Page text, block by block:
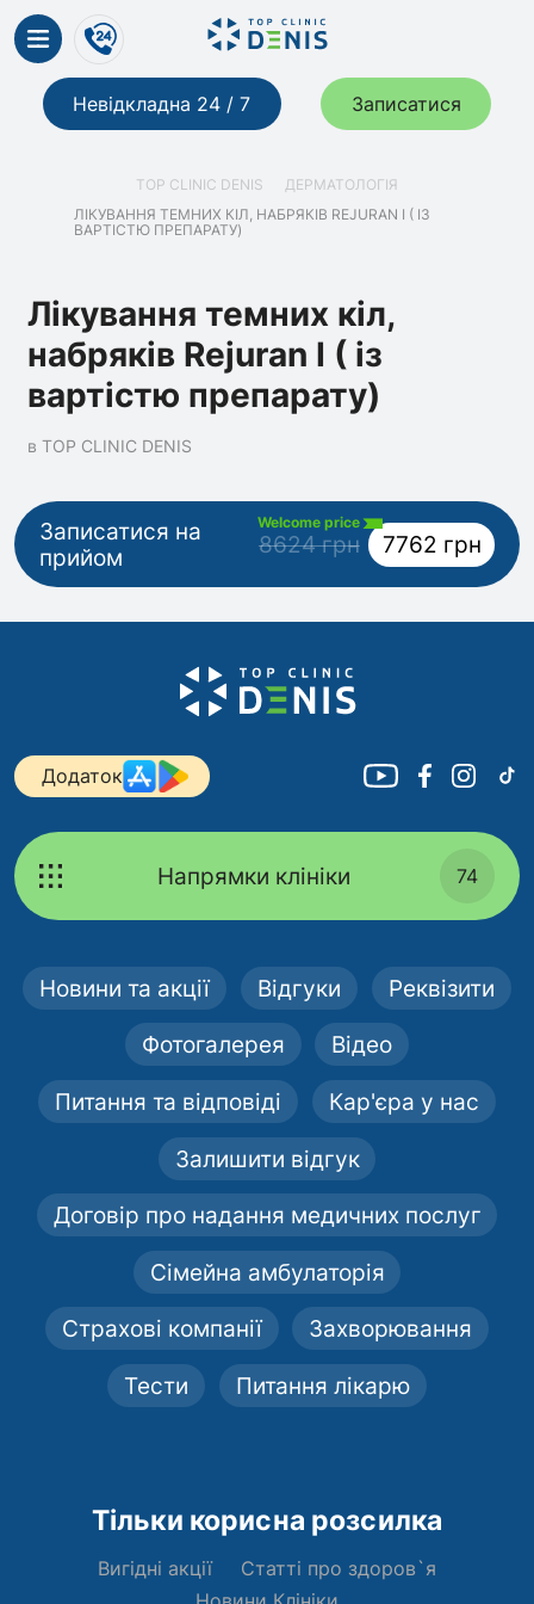
Невідкладна 24 / 7 Записатися
TOP CLINIC DENIS
ДЕРМАТОЛОГІЯ
ЛІКУВАННЯ ТЕМНИХ КІЛ, НАБРЯКІВ REJURAN I ( ІЗ
ВАРТІСТЮ ПРЕПАРАТУ)
Лікування темних кіл,
набряків Rejuran I ( із
вартістю препарату)
в TOP CLINIC DENIS
Записатися на
прийом
Welcome price
8624 грн 7762 грн
Додаток
Напрямки клініки 74
Новини та акції Відгуки Реквізити
Фотогалерея Відео
Питання та відповіді Кар'єра у нас
Залишити відгук
Договір про надання медичних послуг
Сімейна амбулаторія
Страхові компанії Захворювання
Тести Питання лікарю
Тільки корисна розсилка
Вигідні акції
Статті про здоров`я